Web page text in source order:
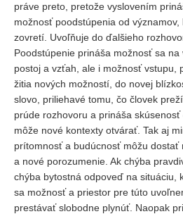
práve preto, pretože vyslovením
možnosť poodstúpenia od
zovretí. Uvoľňuje do ďalšieho
Poodstúpenie prináša možnosť sa
postoj a vzťah, ale i možnosť vstupu,
žitia nových možností, do novej
slovo, priliehavé tomu, čo človek
prúde rozhovoru a prináša skúsenosť
môže nové kontexty otvárať. Tak aj
prítomnosť a budúcnosť môžu dostať
a nové porozumenie. Ak chýba
chýba bytostná odpoveď na situáciu,
sa možnosť a priestor pre túto
prestávať slobodne plynúť. Naopak